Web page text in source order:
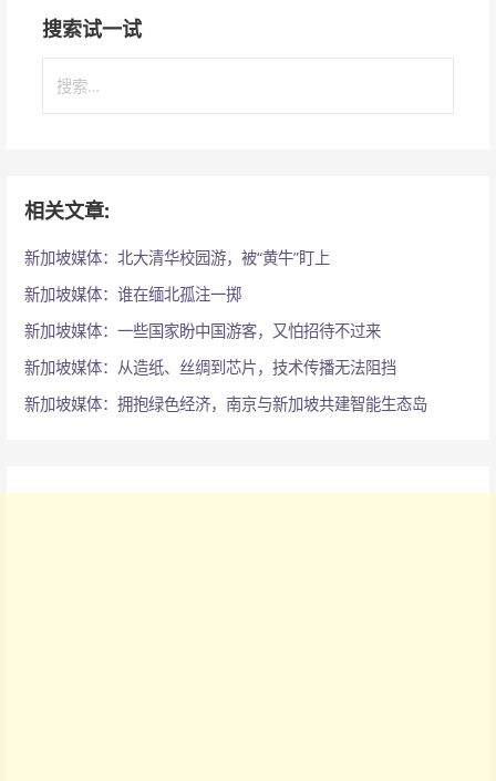
搜索试一试
索
相关文章:
新加坡媒体：北大清华校园游，被“黄牛”盯上
新加坡媒体：谁在缅北孤注一掷
新加坡媒体：一些国家盼中国游客，又怕招待不过来
新加坡媒体：从造纸、丝绸到芯片，技术传播无法阻挡
新加坡媒体：拥抱绿色经济，南京与新加坡共建智能生态岛